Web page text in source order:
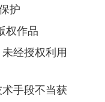
护
权作品
未经授权利用
手段不当获